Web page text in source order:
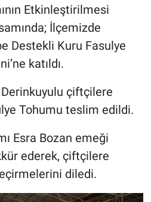
Etkinleştirilmesi
İlçemizde
Destekli Kuru Fasulye
katıldı.
çiftçilere
Tohumu teslim edildi.
Esra Bozan emeği
ederek, çiftçilere
diledi.